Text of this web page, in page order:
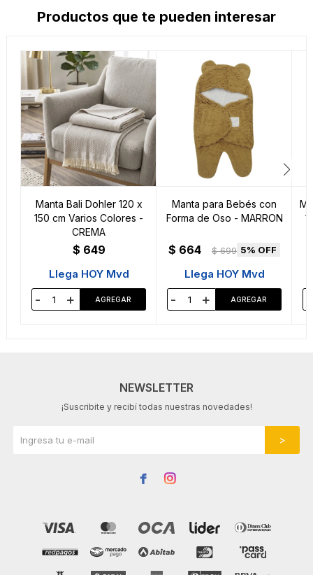
Productos que te pueden interesar
Manta Bali Dohler 120 x
150 cm Varios Colores -
CREMA
$ 649
Llega HOY Mvd
- +
Manta para Bebés con
Forma de Oso - MARRON
$ 664 $ 699 5
Llega HOY Mvd
- +
NEWSLETTER
¡Suscribite y recibí todas nuestras novedades!
 